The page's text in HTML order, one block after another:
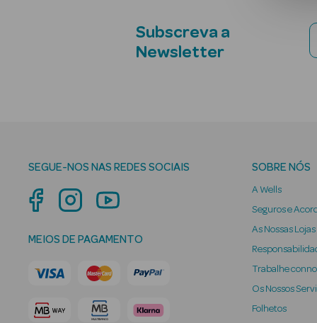
Subscreva a
Newsletter
SEGUE-NOS NAS REDES SOCIAIS
MEIOS DE PAGAMENTO
SOBRE NÓS
A Wells
Seguros e
As Nossas Lojas
Trabalhe
Os Nossos
Folhetos